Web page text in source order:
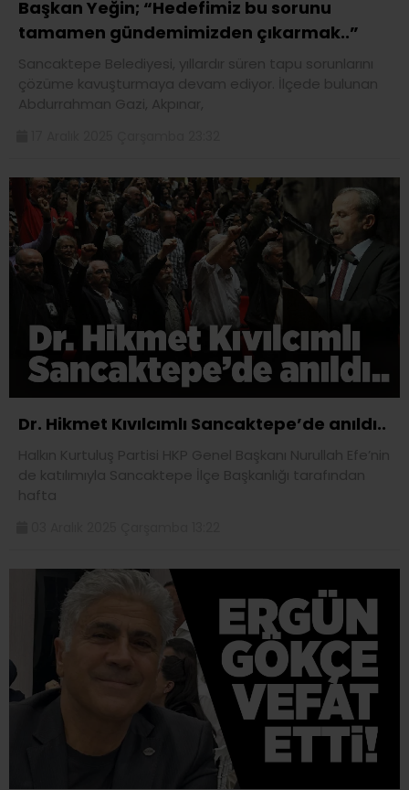
Başkan Yeğin; “Hedefimiz bu sorunu
tamamen gündemimizden çıkarmak..”
Sancaktepe Belediyesi, yıllardır süren tapu sorunlarını
çözüme kavuşturmaya devam ediyor. İlçede bulunan
Abdurrahman Gazi, Akpınar,
Dr. Hikmet Kıvılcımlı Sancaktepe’de anıldı..
Halkın Kurtuluş Partisi HKP Genel Başkanı Nurullah Efe’nin
de katılımıyla Sancaktepe İlçe Başkanlığı tarafından
hafta